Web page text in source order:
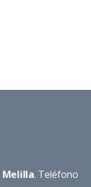
Melilla. Teléfono